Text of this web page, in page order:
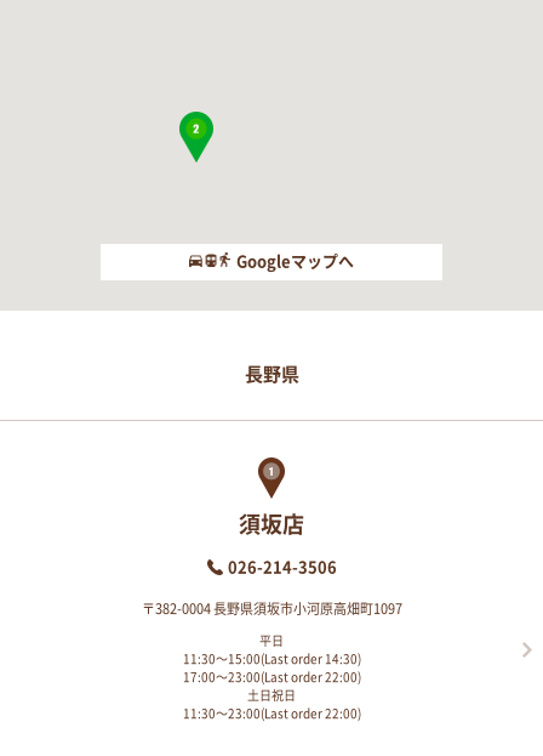
Googleマップへ
長野県
須坂店
026-214-3506
〒382-0004 長野県須坂市小河原高畑町1097
平日
11:30～15:00(Last order 14:30)
17:00～23:00(Last order 22:00)
土日祝日
11:30～23:00(Last order 22:00)